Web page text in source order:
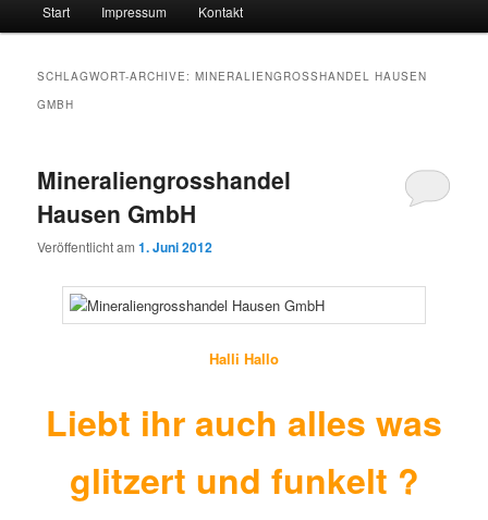
Start Impressum Kontakt
SCHLAGWORT-ARCHIVE:MINERALIENGROSSHANDEL HAUSEN
GMBH
Mineraliengrosshandel
Hausen GmbH
Veröffentlicht am1. Juni 2012
Halli Hallo
Liebt ihr auch alles was
glitzert und funkelt ?